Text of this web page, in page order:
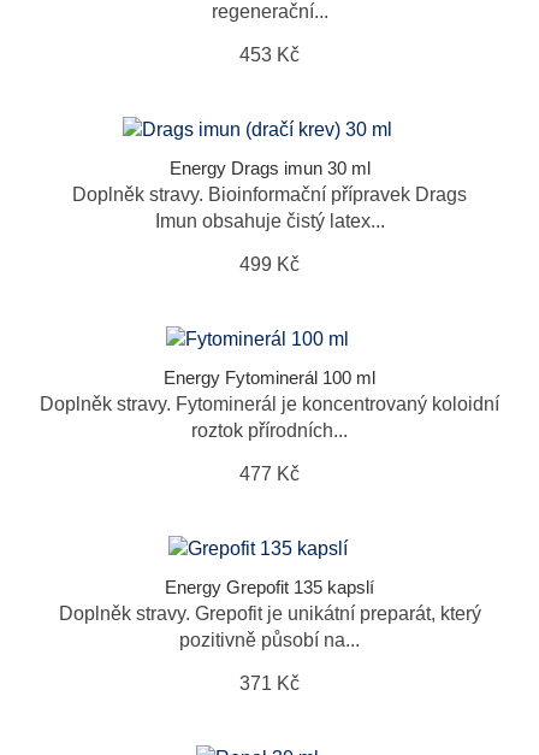
regenerační...
453 Kč
Energy Drags imun 30 ml
Doplněk stravy. Bioinformační přípravek Drags
Imun obsahuje čistý latex...
499 Kč
Energy Fytominerál 100 ml
Doplněk stravy. Fytominerál je koncentrovaný koloidní
roztok přírodních...
477 Kč
Energy Grepofit 135 kapslí
Doplněk stravy. Grepofit je unikátní preparát, který
pozitivně působí na...
371 Kč